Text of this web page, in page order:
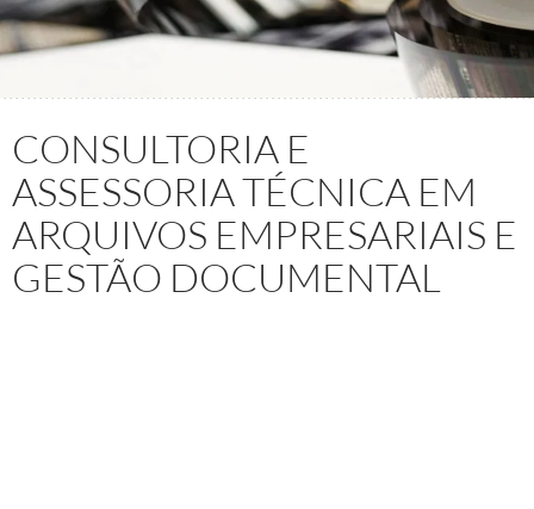
CONSULTORIA E
ASSESSORIA TÉCNICA EM
ARQUIVOS EMPRESARIAIS E
GESTÃO DOCUMENTAL